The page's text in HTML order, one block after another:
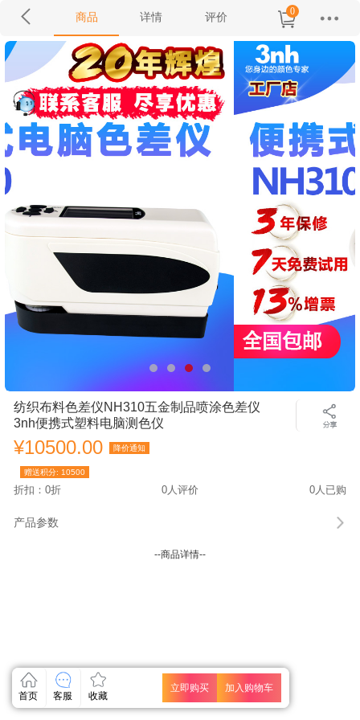
商品 详情 评价 0
纺织布料色差仪NH310五金制品喷涂色差仪
3nh便携式塑料电脑测色仪
¥10500.00 降价通知
赠送积分: 10500
折扣：0折 0人评价 0人已购
产品参数
--商品详情--
关闭
关闭
关闭
关闭
关闭
关闭
首页 客服 收藏
加入购物车
立即购买